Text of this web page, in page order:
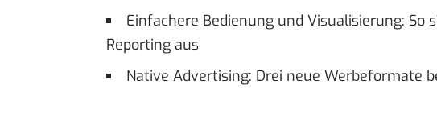
Einfachere Bedienung und Visualisierung: So
Reporting aus
Native Advertising: Drei neue Werbeformate